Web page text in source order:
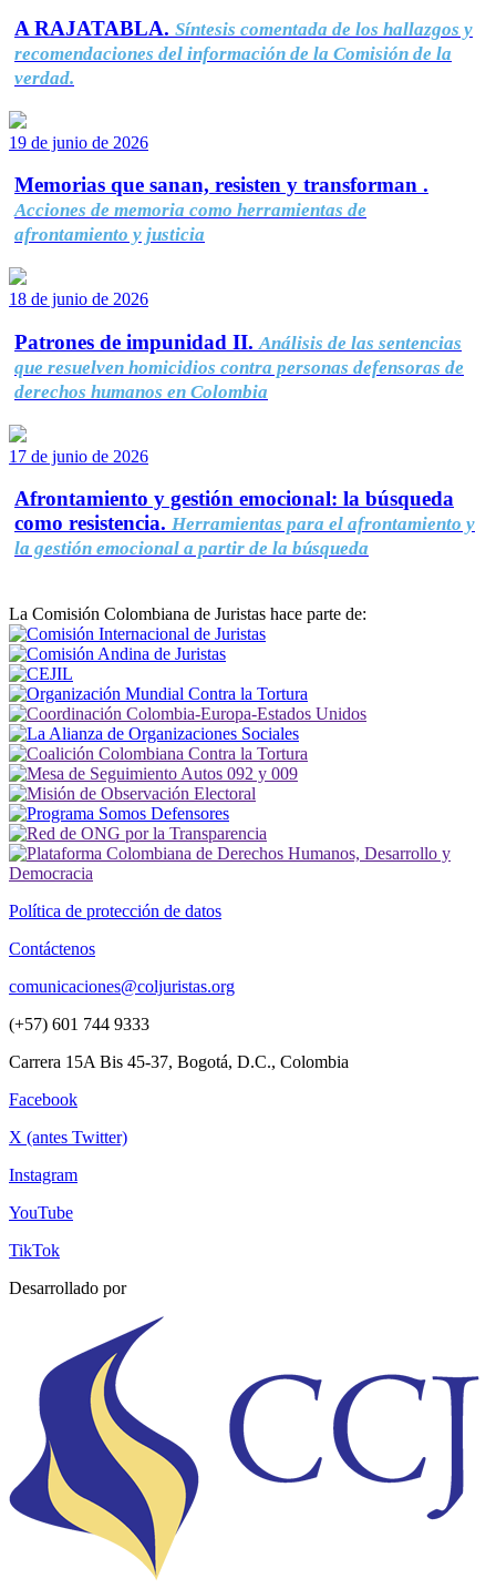
A RAJATABLA. Síntesis comentada de los hallazgos y
recomendaciones del información de la Comisión de la
verdad.
19 de junio de 2026
Memorias que sanan, resisten y transforman .
Acciones de memoria como herramientas de
afrontamiento y justicia
18 de junio de 2026
Patrones de impunidad II. Análisis de las sentencias
que resuelven homicidios contra personas defensoras de
derechos humanos en Colombia
17 de junio de 2026
Afrontamiento y gestión emocional: la búsqueda
como resistencia. Herramientas para el afrontamiento y
la gestión emocional a partir de la búsqueda
La Comisión Colombiana de Juristas hace parte de:
Política de protección de datos
Contáctenos
comunicaciones@coljuristas.org
(+57) 601 744 9333
Carrera 15A Bis 45-37, Bogotá, D.C., Colombia
Facebook
X (antes Twitter)
Instagram
YouTube
TikTok
Desarrollado por